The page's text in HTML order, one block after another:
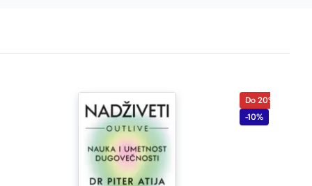
Do 20%
-10%